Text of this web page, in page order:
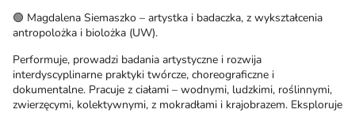
🟢 Magdalena Siemaszko – artystka i badaczka, z wykształcenia
antropolożka i biolożka (UW).
Performuje, prowadzi badania artystyczne i rozwija
interdyscyplinarne praktyki twórcze, choreograficzne i
dokumentalne. Pracuje z ciałami – wodnymi, ludzkimi, roślinnymi,
zwierzęcymi, kolektywnymi, z mokradłami i krajobrazem. Eksploruje